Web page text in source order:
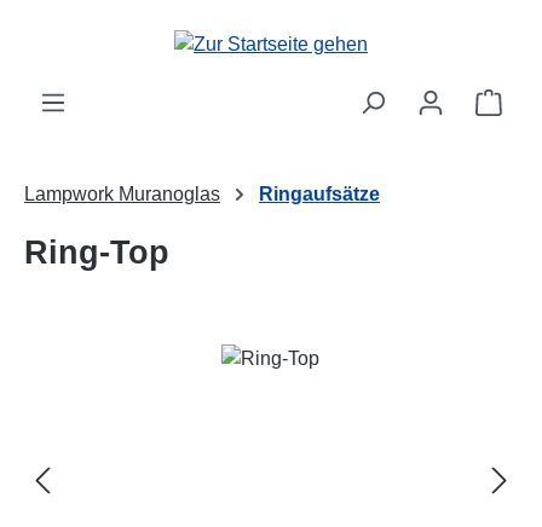
Zum Hauptinhalt springen
Lampwork Muranoglas Ringaufsätze
Ring-Top
Bildergalerie überspringen